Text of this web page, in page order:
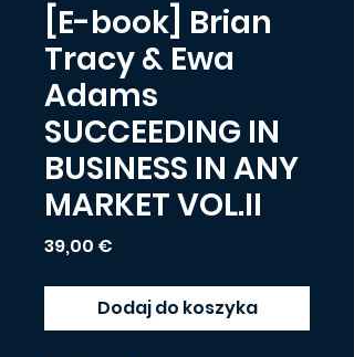
[E-book] Brian
Tracy & Ewa
Adams
SUCCEEDING IN
BUSINESS IN ANY
MARKET VOL.II
39,00 €
Dodaj do koszyka